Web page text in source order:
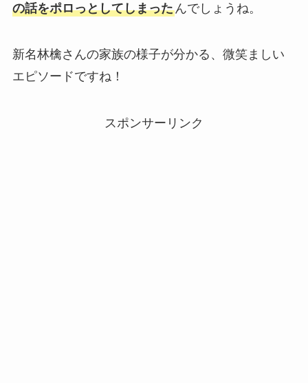
の話をポロっとしてしまったんでしょうね。
新名林檎さんの家族の様子が分かる、微笑ましい
エピソードですね！
スポンサーリンク